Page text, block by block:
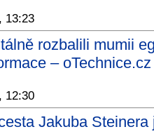
13:23
rozbalili mumii
–
12:30
Jakuba